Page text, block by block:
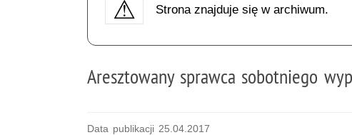
Strona znajduje się w archiwum.
Aresztowany sprawca sobotniego
Data publikacji 25.04.2017